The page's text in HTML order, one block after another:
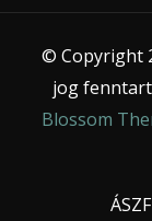
© Copyright
jog
Blossom
ÁSZF